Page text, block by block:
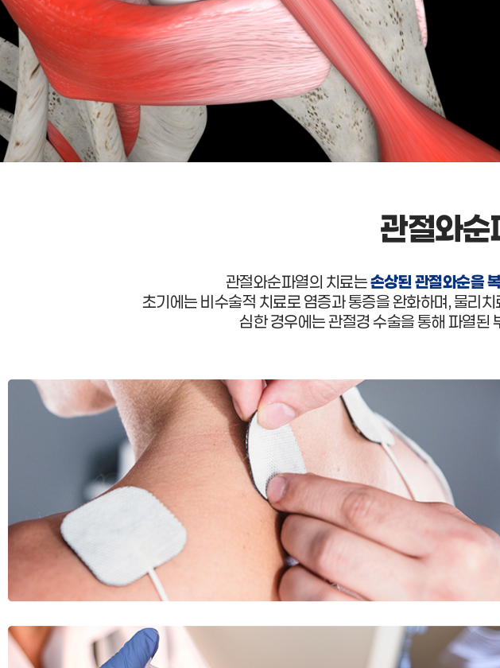
관절와순
관절와순파열의 치료는손상된 관절와순을
초기에는 비수술적 치료로 염증과 통증을 완화하며, 물리
심한 경우에는 관절경 수술을 통해 파열된